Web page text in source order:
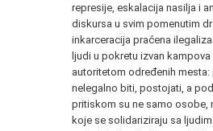
represije, eskalacija nasilja i
diskursa u svim pomenutim
inkarceracija praćena
ljudi u pokretu izvan
autoritetom određenih
nelegalno biti, postojati, a
pritiskom su ne samo osobe,
koje se solidariziraju sa